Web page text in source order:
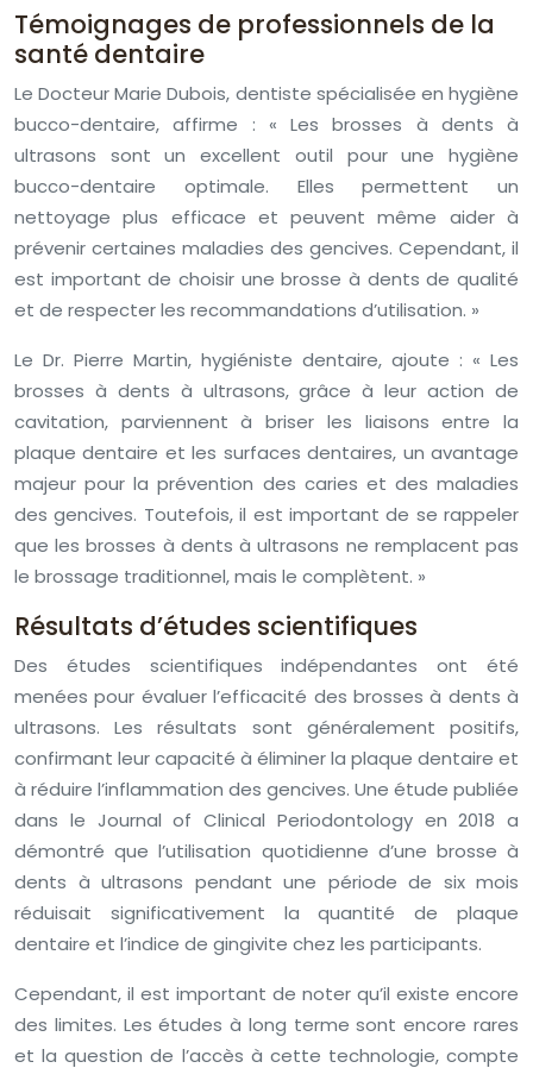
Témoignages de professionnels de la
santé dentaire
Le Docteur Marie Dubois, dentiste spécialisée en hygiène
bucco-dentaire, affirme : « Les brosses à dents à
ultrasons sont un excellent outil pour une hygiène
bucco-dentaire optimale. Elles permettent un
nettoyage plus efficace et peuvent même aider à
prévenir certaines maladies des gencives. Cependant, il
est important de choisir une brosse à dents de qualité
et de respecter les recommandations d’utilisation. »
Le Dr. Pierre Martin, hygiéniste dentaire, ajoute : « Les
brosses à dents à ultrasons, grâce à leur action de
cavitation, parviennent à briser les liaisons entre la
plaque dentaire et les surfaces dentaires, un avantage
majeur pour la prévention des caries et des maladies
des gencives. Toutefois, il est important de se rappeler
que les brosses à dents à ultrasons ne remplacent pas
le brossage traditionnel, mais le complètent. »
Résultats d’études scientifiques
Des études scientifiques indépendantes ont été
menées pour évaluer l’efficacité des brosses à dents à
ultrasons. Les résultats sont généralement positifs,
confirmant leur capacité à éliminer la plaque dentaire et
à réduire l’inflammation des gencives. Une étude publiée
dans le Journal of Clinical Periodontology en 2018 a
démontré que l’utilisation quotidienne d’une brosse à
dents à ultrasons pendant une période de six mois
réduisait significativement la quantité de plaque
dentaire et l’indice de gingivite chez les participants.
Cependant, il est important de noter qu’il existe encore
des limites. Les études à long terme sont encore rares
et la question de l’accès à cette technologie, compte